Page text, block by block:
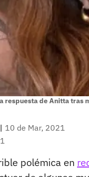
respuesta de Anitta tras
| 10 de Mar, 2021
polémica en